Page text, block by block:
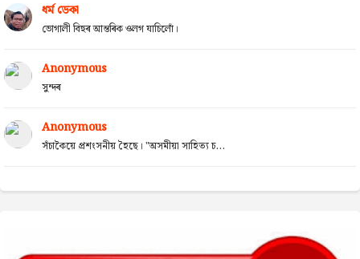
ধৰ্ম ডেকা
ভোগালী বিহুৰ আন্তৰিক ওলগ যাচিলোঁ।
Anonymous
সুন্দৰ
Anonymous
সঁচাকৈয়ে প্ৰশংসনীয় হৈছে। "অসমীয়া সাহিত্য চ...